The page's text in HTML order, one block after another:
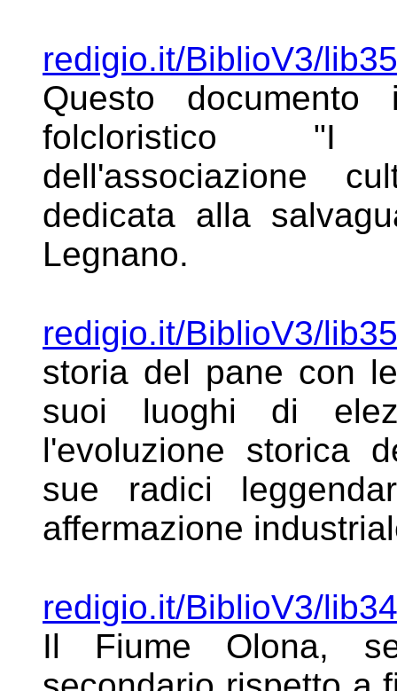
redigio.it/BiblioV3/
Questo
folcloristico
dell'associazione
dedicata alla
Legnano.
redigio.it/BiblioV3/
storia del pane con
suoi luoghi di
l'evoluzione storica
sue radici
affermazione
redigio.it/BiblioV3/
Il Fiume Olona,